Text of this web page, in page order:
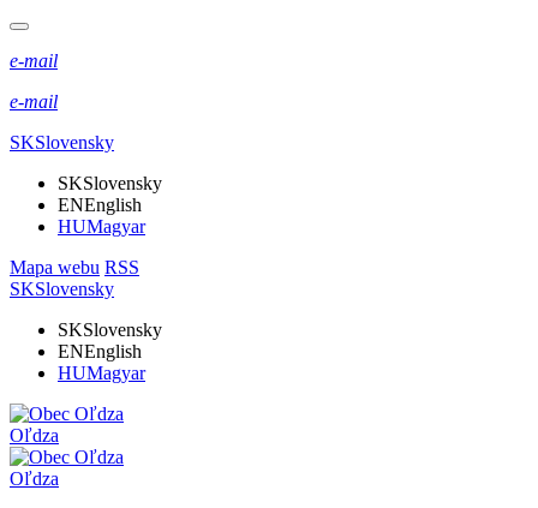
e-mail
e-mail
SKSlovensky
SKSlovensky
ENEnglish
HUMagyar
Mapa webu RSS
SKSlovensky
SKSlovensky
ENEnglish
HUMagyar
Oľdza
Oľdza